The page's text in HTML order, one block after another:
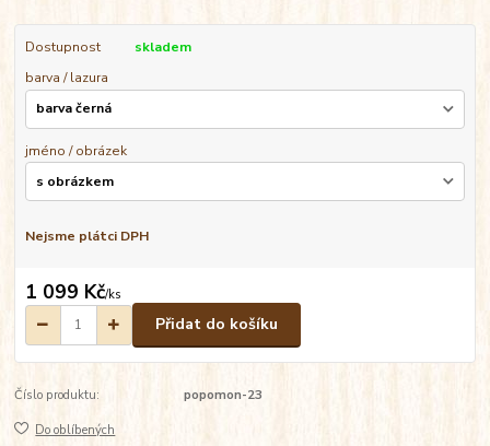
Dostupnost
skladem
barva / lazura
jméno / obrázek
Nejsme plátci DPH
1 099 Kč/ks
Přidat do košíku
Číslo produktu: popomon-23
Do oblíbených